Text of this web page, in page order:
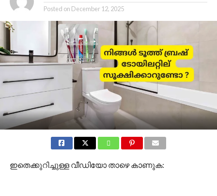
Posted on December 12, 2025
ഇതെക്കുറിച്ചുള്ള വീഡിയോ താഴെ കാണുക: